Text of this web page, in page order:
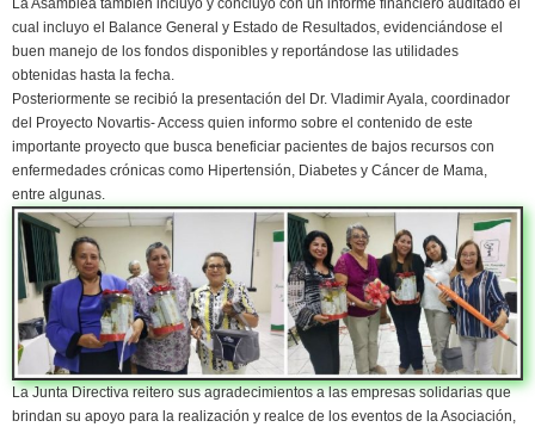
La Asamblea también incluyo y concluyo con un informe financiero auditado el
cual incluyo el Balance General y Estado de Resultados, evidenciándose el
buen manejo de los fondos disponibles y reportándose las utilidades
obtenidas hasta la fecha.
Posteriormente se recibió la presentación del Dr. Vladimir Ayala, coordinador
del Proyecto Novartis- Access quien informo sobre el contenido de este
importante proyecto que busca beneficiar pacientes de bajos recursos con
enfermedades crónicas como Hipertensión, Diabetes y Cáncer de Mama,
entre algunas.
La Junta Directiva reitero sus agradecimientos a las empresas solidarias que
brindan su apoyo para la realización y realce de los eventos de la Asociación,